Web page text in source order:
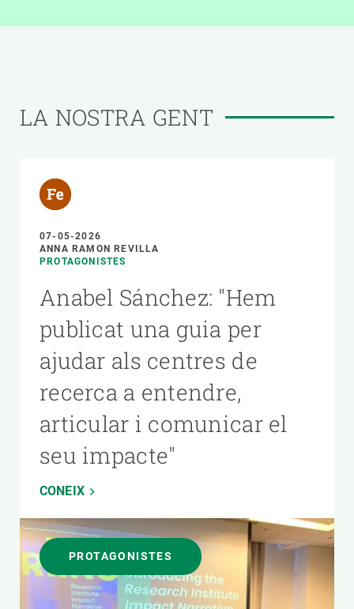
LA NOSTRA GENT
07-05-2026
ANNA RAMON REVILLA
PROTAGONISTES
Anabel Sánchez: "Hem
publicat una guia per
ajudar als centres de
recerca a entendre,
articular i comunicar el
seu impacte"
CONEIX
PROTAGONISTES